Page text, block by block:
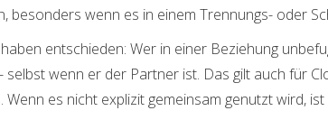
besonders wenn es in einem Trennungs- oder
entschieden: Wer in einer Beziehung
selbst wenn er der Partner ist. Das gilt auch für
Wenn es nicht explizit gemeinsam genutzt wird, ist